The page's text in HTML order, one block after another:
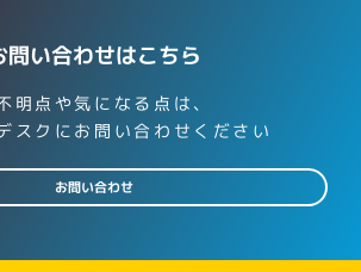
問い合わせはこちら
明点や気になる点は、
スクにお問い合わせください
お問い合わせ